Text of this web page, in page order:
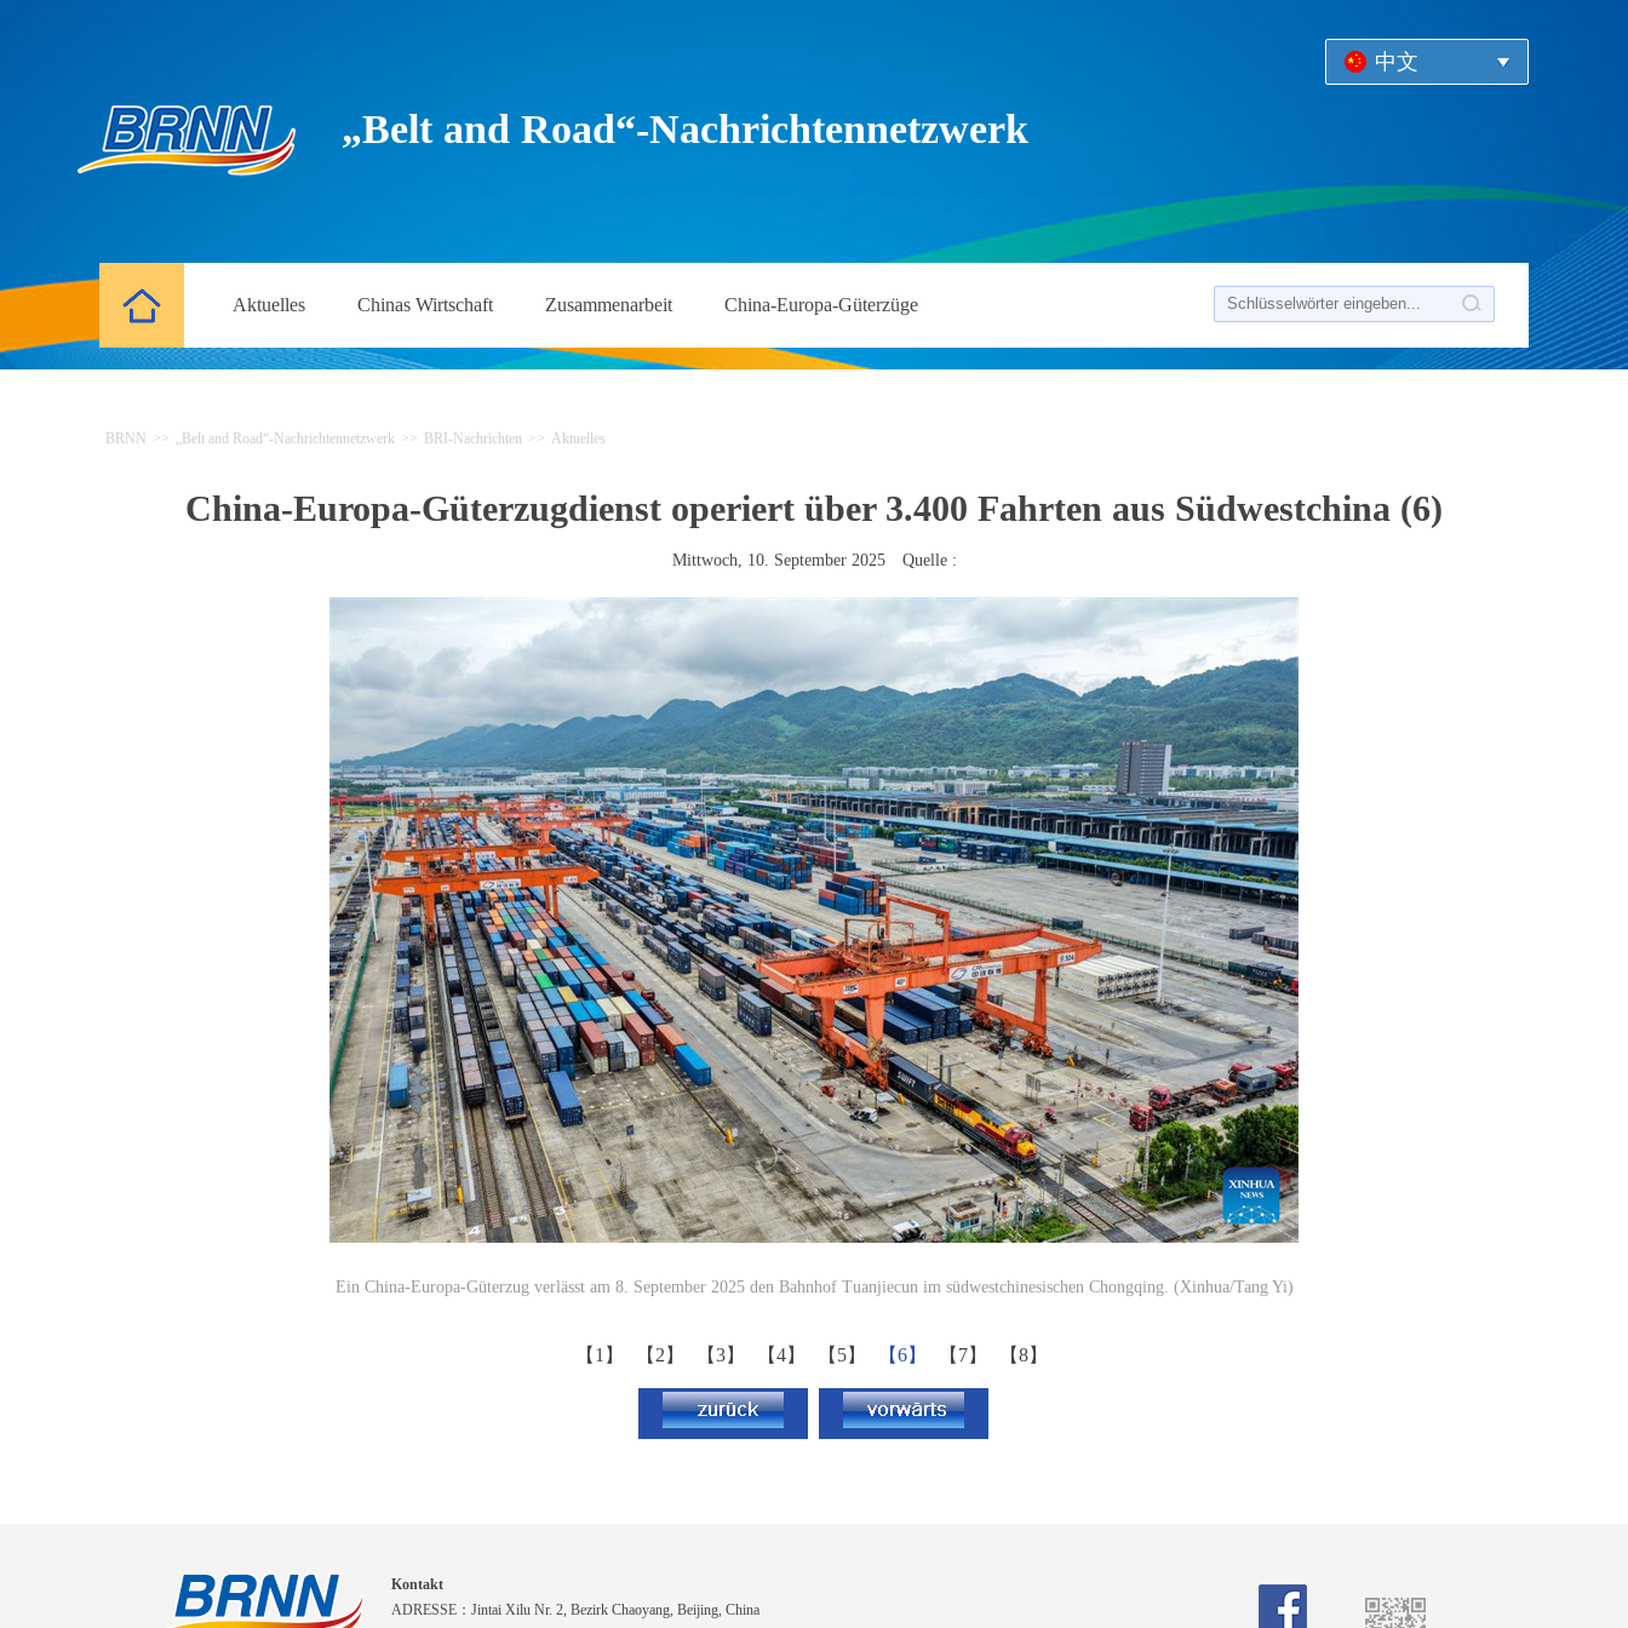
中文
„Belt and Road“-Nachrichtennetzwerk
Aktuelles Chinas Wirtschaft Zusammenarbeit China-Europa-Güterzüge
BRNN >> „Belt and Road“-Nachrichtennetzwerk >> BRI-Nachrichten >> Aktuelles
China-Europa-Güterzugdienst operiert über 3.400 Fahrten aus Südwestchina (6)
Mittwoch, 10. September 2025 Quelle :
Ein China-Europa-Güterzug verlässt am 8. September 2025 den Bahnhof Tuanjiecun im südwestchinesischen Chongqing. (Xinhua/Tang Yi)
【1】 【2】 【3】 【4】 【5】 【6】 【7】 【8】
Kontakt
ADRESSE：Jintai Xilu Nr. 2, Bezirk Chaoyang, Beijing, China